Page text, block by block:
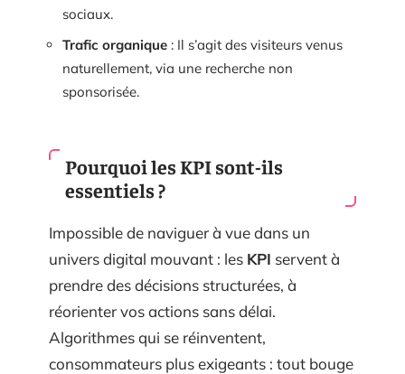
sociaux.
Trafic organique : Il s’agit des visiteurs venus
naturellement, via une recherche non
sponsorisée.
Pourquoi les KPI sont-ils
essentiels ?
Impossible de naviguer à vue dans un
univers digital mouvant : les KPI servent à
prendre des décisions structurées, à
réorienter vos actions sans délai.
Algorithmes qui se réinventent,
consommateurs plus exigeants : tout bouge